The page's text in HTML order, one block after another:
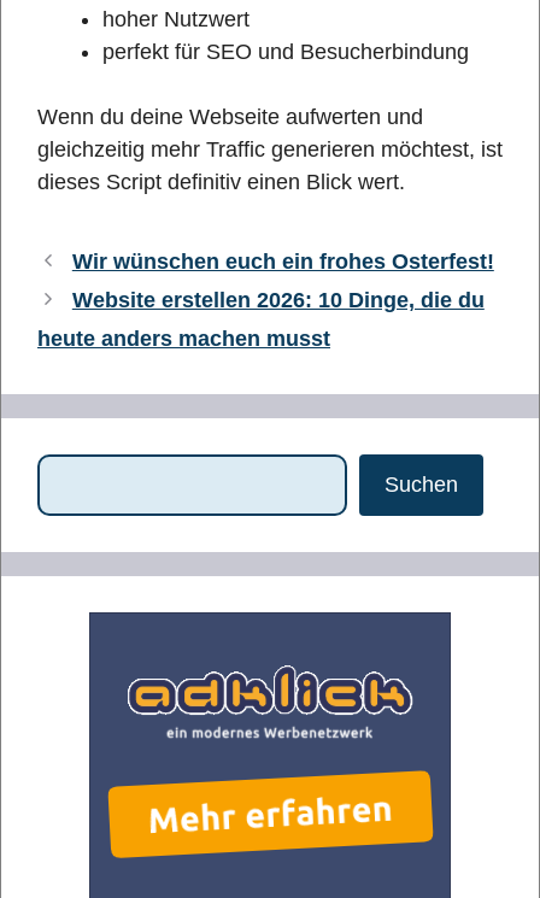
hoher Nutzwert
perfekt für SEO und Besucherbindung
Wenn du deine Webseite aufwerten und
gleichzeitig mehr Traffic generieren möchtest, ist
dieses Script definitiv einen Blick wert.
Wir wünschen euch ein frohes Osterfest!
Website erstellen 2026: 10 Dinge, die du
heute anders machen musst
Suchen
Suchen